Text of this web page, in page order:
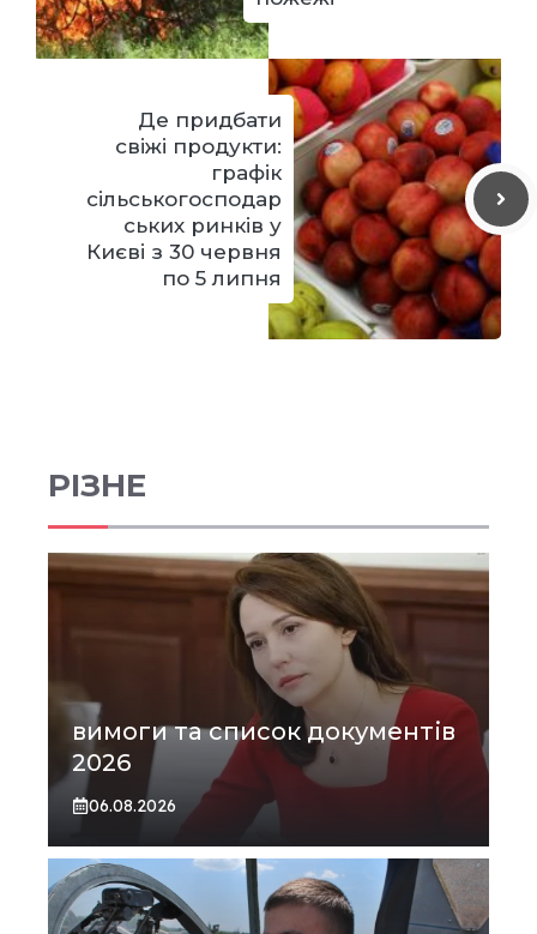
Де придбати
свіжі продукти:
графік
сільськогосподар
ських ринків у
Києві з 30 червня
по 5 липня
РІЗНЕ
вимоги та список документів
2026
06.08.2026